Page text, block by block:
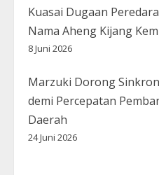
Kuasai Dugaan
Nama Aheng Kijang
8 Juni 2026
Marzuki Dorong
demi Percepatan
Daerah
24 Juni 2026